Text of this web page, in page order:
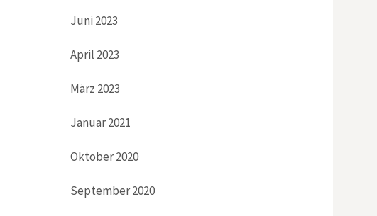
Juni 2023
April 2023
März 2023
Januar 2021
Oktober 2020
September 2020